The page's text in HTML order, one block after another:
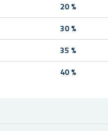
20 %
30 %
35 %
40 %